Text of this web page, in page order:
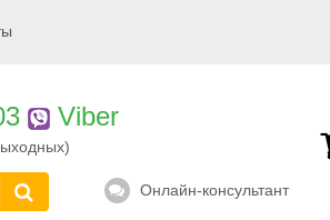
Viber
Онлайн-консультант